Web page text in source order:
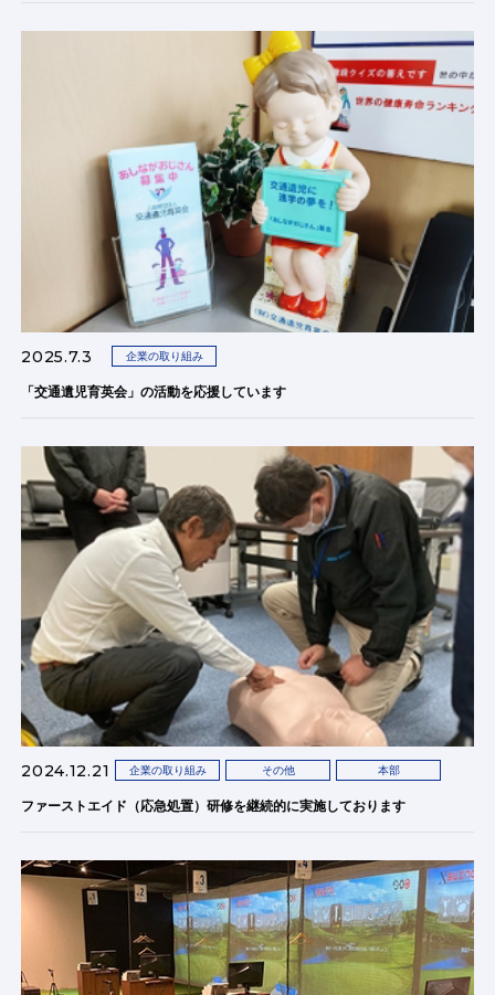
2025.7.3 企業の取り組み
「交通遺児育英会」の活動を応援しています
2024.12.21 企業の取り組み その他 本部
ファーストエイド（応急処置）研修を継続的に実施しております